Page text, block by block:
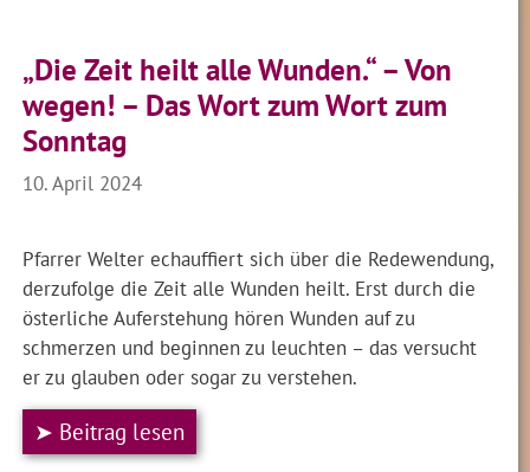
„Die Zeit heilt alle Wunden.“ – Von
wegen! – Das Wort zum Wort zum
Sonntag
10. April 2024
Pfarrer Welter echauffiert sich über die Redewendung,
derzufolge die Zeit alle Wunden heilt. Erst durch die
österliche Auferstehung hören Wunden auf zu
schmerzen und beginnen zu leuchten – das versucht
er zu glauben oder sogar zu verstehen.
➤ Beitrag lesen